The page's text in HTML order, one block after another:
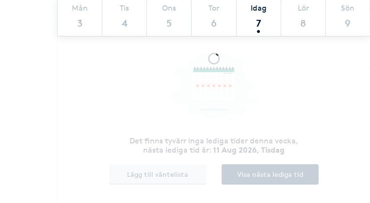
Mån
3
Tis
4
Ons
5
Tor
6
Idag
7
Lör
8
Sön
9
Det finns tyvärr inga lediga tider denna vecka,
nästa lediga tid är: 11 Aug 2026, Tisdag
Lägg till väntelista Visa nästa lediga tid